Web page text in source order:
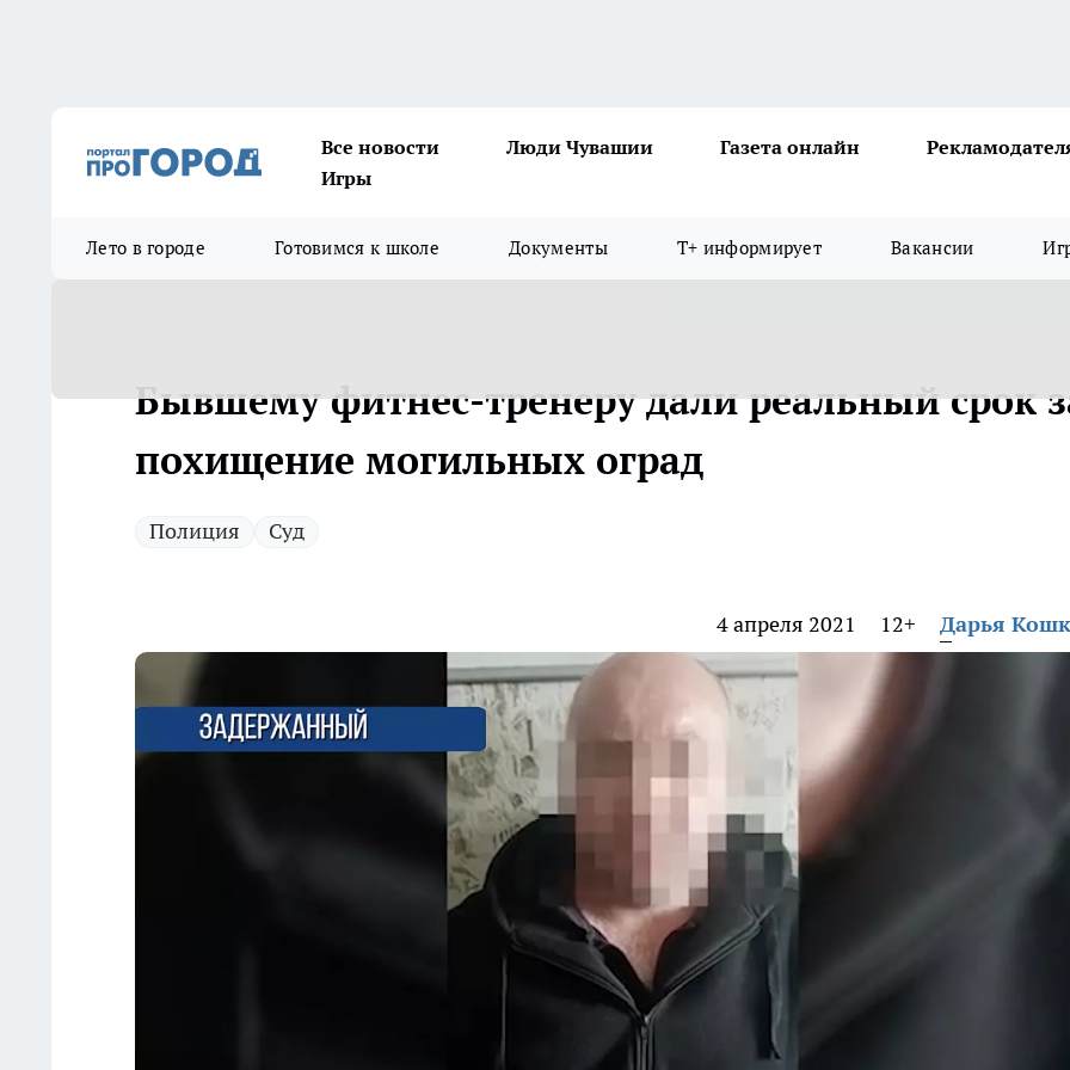
Все новости Люди Чувашии Газета онлайн
Игры
Лето в городе Готовимся к школе Документы Т+ информирует Вакансии
Бывшему фитнес-тренеру дали реальный срок
похищение могильных оград
Полиция Суд
4 апреля 2021 12+ Дарья